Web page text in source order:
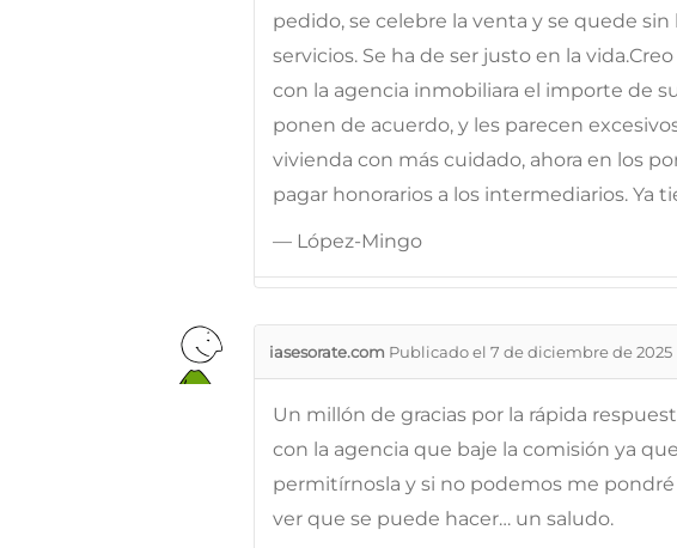
pedido, se celebre la venta y se quede
servicios. Se ha de ser justo en la
con la agencia inmobiliara el importe de
ponen de acuerdo, y les parecen
vivienda con más cuidado, ahora en los
pagar honorarios a los intermediarios. Ya
— López-Mingo
iasesorate.com Publicado el 7 de diciembre de 2025
Un millón de gracias por la rápida
con la agencia que baje la comisión ya
permitírnosla y si no podemos me
ver que se puede hacer… un saludo.